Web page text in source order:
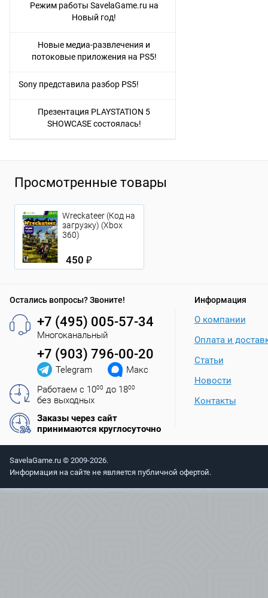
Режим работы SavelaGame.ru на
Новый год!
Новые медиа-развлечения и
потоковые приложения на PS5!
Sony представила разбор PS5!
Презентация PLAYSTATION 5
SHOWCASE состоялась!
Просмотренные товары
Wreckateer (Код на
загрузку) (Xbox
360)
450 ₽
Остались вопросы? Звоните!
+7 (495) 005-57-34
Многоканальный
+7 (903) 796-00-20
Telegram
Макс
Работаем с 1000 до 1800
без выходных
Заказы через сайт
принимаются круглосуточно
Информация
О компании
Оплата и
Статьи
Новости
Контакты
SavelaGame.ru © 2009-2026.
Информация на сайте не является публичной офертой.